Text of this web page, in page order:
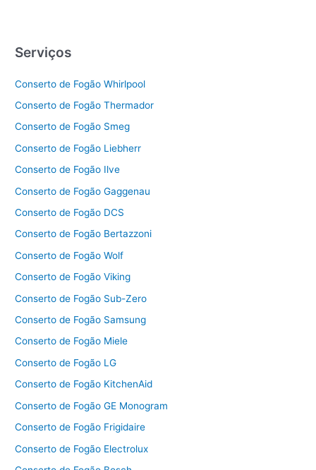
Serviços
Conserto de Fogão Whirlpool
Conserto de Fogão Thermador
Conserto de Fogão Smeg
Conserto de Fogão Liebherr
Conserto de Fogão Ilve
Conserto de Fogão Gaggenau
Conserto de Fogão DCS
Conserto de Fogão Bertazzoni
Conserto de Fogão Wolf
Conserto de Fogão Viking
Conserto de Fogão Sub-Zero
Conserto de Fogão Samsung
Conserto de Fogão Miele
Conserto de Fogão LG
Conserto de Fogão KitchenAid
Conserto de Fogão GE Monogram
Conserto de Fogão Frigidaire
Conserto de Fogão Electrolux